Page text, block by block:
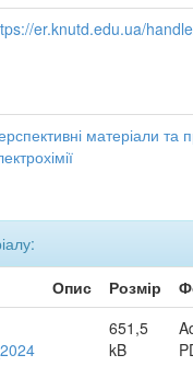
er.knutd.edu.ua/
матеріали та
Опис Розмір
651,5
kB